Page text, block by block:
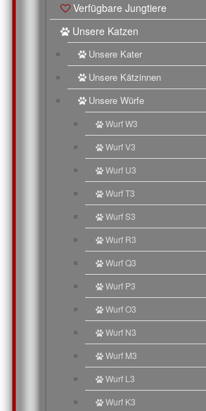
Verfügbare Jungtiere
Unsere Katzen
Unsere Kater
Unsere Kätzinnen
Unsere Würfe
Wurf W3
Wurf V3
Wurf U3
Wurf T3
Wurf S3
Wurf R3
Wurf Q3
Wurf P3
Wurf O3
Wurf N3
Wurf M3
Wurf L3
Wurf K3